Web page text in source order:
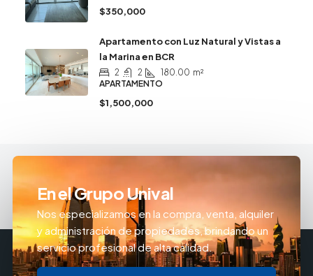
$350,000
Apartamento con Luz Natural y Vistas a
la Marina en BCR
2 2 180.00 m²
APARTAMENTO
$1,500,000
En el Grupo Unival
Nos especializamos en la compra, venta, alquiler
y administración de propiedades, brindando un
servicio profesional de alta calidad.